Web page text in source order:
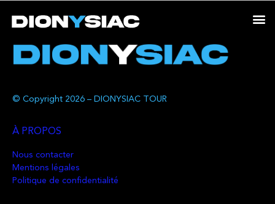
© Copyright 2026 – DIONYSIAC TOUR
À PROPOS
Nous contacter
Mentions légales
Politique de confidentialité